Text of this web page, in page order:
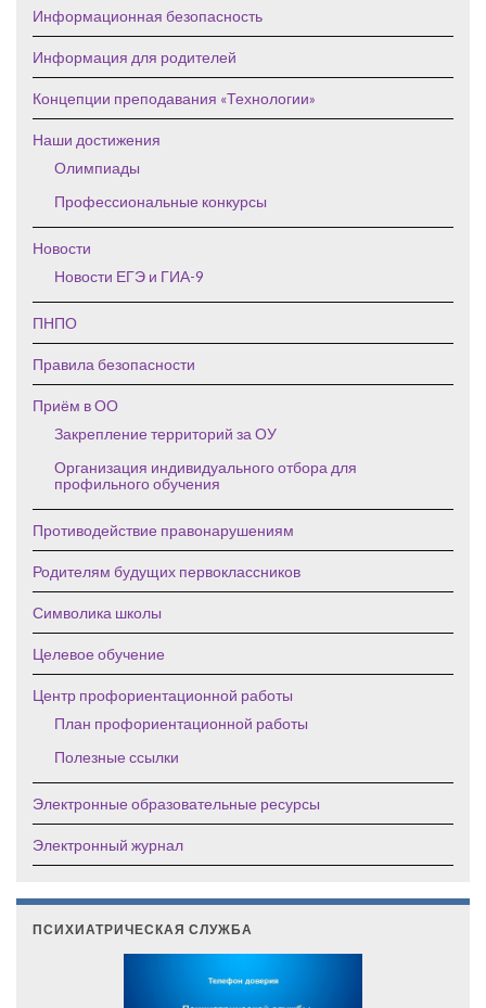
Информационная безопасность
Информация для родителей
Концепции преподавания «Технологии»
Наши достижения
Олимпиады
Профессиональные конкурсы
Новости
Новости ЕГЭ и ГИА-9
ПНПО
Правила безопасности
Приём в ОО
Закрепление территорий за ОУ
Организация индивидуального отбора для
профильного обучения
Противодействие правонарушениям
Родителям будущих первоклассников
Символика школы
Целевое обучение
Центр профориентационной работы
План профориентационной работы
Полезные ссылки
Электронные образовательные ресурсы
Электронный журнал
ПСИХИАТРИЧЕСКАЯ СЛУЖБА